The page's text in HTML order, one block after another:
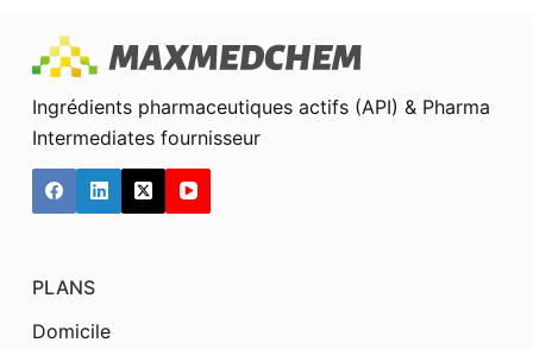
Ingrédients pharmaceutiques actifs (API) & Pharma
Intermediates fournisseur
PLANS
Domicile